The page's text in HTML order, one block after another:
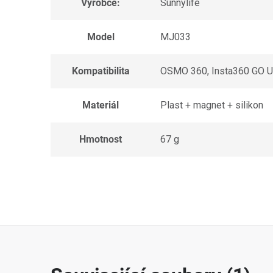
Výrobce: Sunnylife
Model MJ033
Kompatibilita OSMO 360, Insta360 GO
Materiál Plast + magnet + silikon
Hmotnost 67 g